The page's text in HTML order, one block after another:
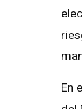
En